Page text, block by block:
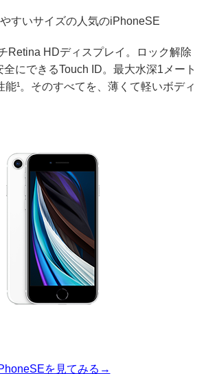
すいサイズの人気のiPhoneSE
Retina HDディスプレイ。ロック解除
にできるTouch ID。最大水深1メート
能¹。そのすべてを、薄くて軽いボディ
を見てみる→